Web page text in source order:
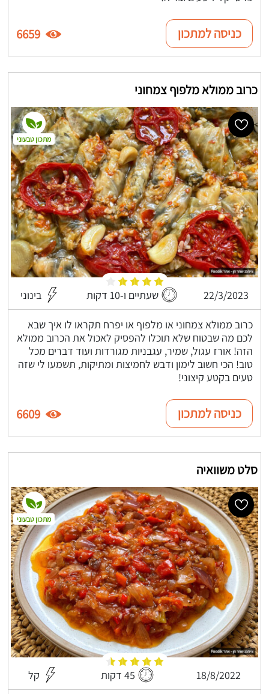
כניסה למתכון 6659
כרוב ממולא מלפוף צמחוני
22/3/2023 שעתיים ו-10 דקות בינוני
כרוב ממולא צמחוני או מלפוף או יפרח תקראו לו איך שבא
לכם מה שבטוח שלא תוכלו להפסיק לאכול את הכרוב ממולא
הזה! אורז עגול, שמיר, עגבניות מגורדות ועוד דברים מכל
טוב! הכי חשוב לימון ודבש לחמיצות ומתיקות, תשמעו לי שזה
טעים בקטע קיצוני!
מתכון טבעוני
כניסה למתכון 6609
סלט משוואיה
18/8/2022 45 דקות קל
מתכון טבעוני